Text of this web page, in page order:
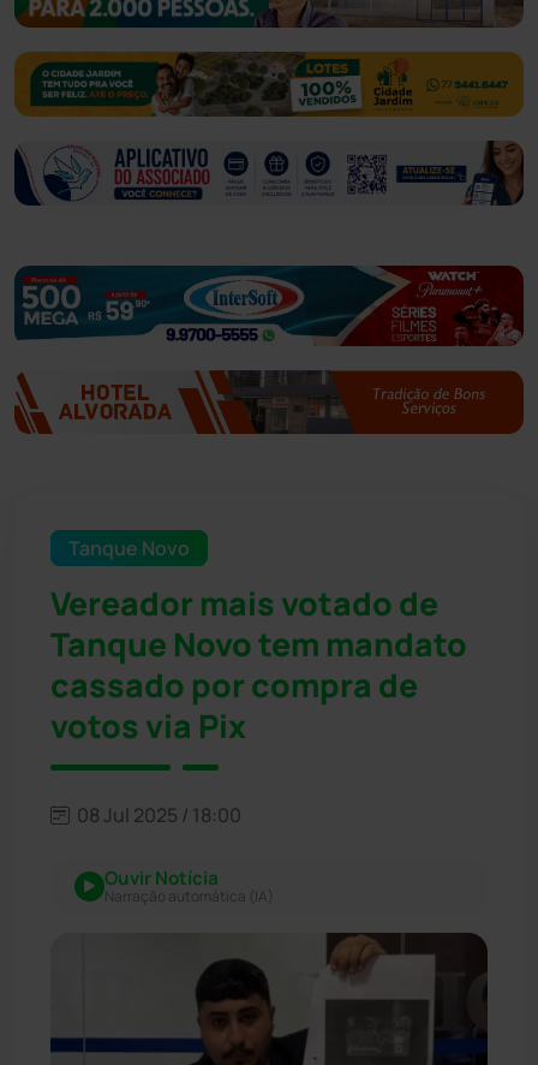
Tanque Novo
Vereador mais votado de
Tanque Novo tem mandato
cassado por compra de
votos via Pix
08 Jul 2025 / 18:00
Ouvir Notícia
Narração automática (IA)